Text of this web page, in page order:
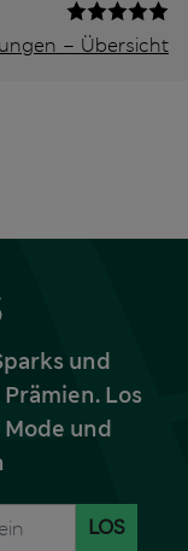
– Übersicht
und
Los
Mode und
LOS